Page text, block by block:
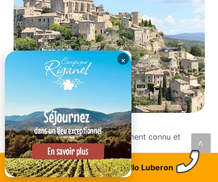
Gordes
Gordes est un village mondialement connu et
classé comme...
Trouvez un logement
Allo Luberon
×
<